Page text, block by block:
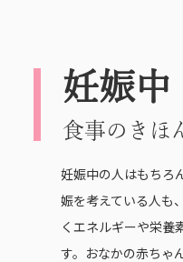
妊娠中
食事のきほ
妊娠中の人はもちろ
娠を考えている人も
くエネルギーや栄養
す。おなかの赤ちゃ